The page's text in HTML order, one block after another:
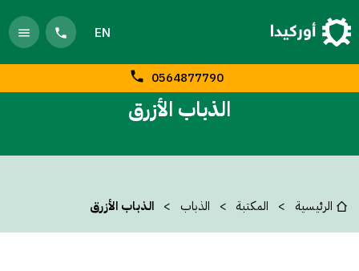
EN
0564877790
الذباب الأزرق
الرئيسية المكتبة الذباب الذباب الأزرق